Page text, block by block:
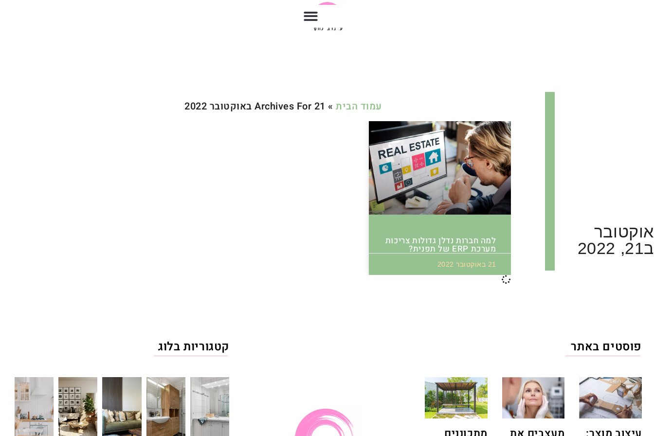
אוקטובר
ב21, 2022
עמוד הבית» Archives For 21 באוקטובר 2022
למה חברות נדלן גדולות צריכות
מערכת ERP של תפנית?
21 באוקטובר 2022
פוסטים באתר קטגוריות בלוג